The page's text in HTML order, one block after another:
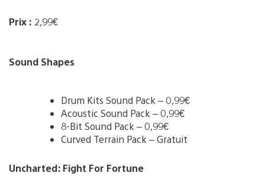
Prix : 2,99€
Sound Shapes
Drum Kits Sound Pack – 0,99€
Acoustic Sound Pack – 0,99€
8-Bit Sound Pack – 0,99€
Curved Terrain Pack – Gratuit
Uncharted: Fight For Fortune